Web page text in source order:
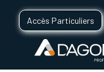
Accès Particuliers